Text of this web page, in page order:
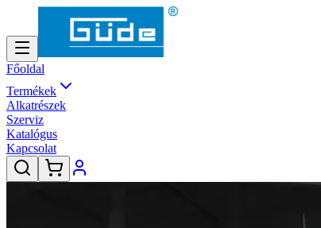
Főoldal
Termékek
Alkatrészek
Szerviz
Katalógus
Kapcsolat